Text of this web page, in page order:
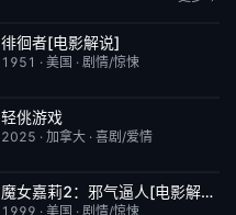
已完结
徘徊者[电影解说]
1951 · 美国 · 剧情/惊悚
昨日更新
轻佻游戏
2025 · 加拿大 · 喜剧/爱情
已完结 5.7魔女嘉莉2：邪气逼人[电影解说]
1999 · 美国 · 剧情/惊悚